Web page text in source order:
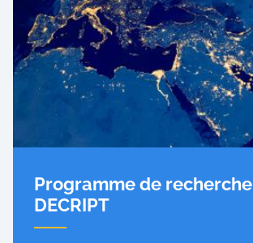
Programme de recherche
DECRIPT